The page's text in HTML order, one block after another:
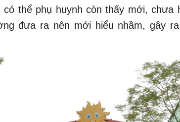
có thể phụ huynh còn thấy mới, chưa
đưa ra nên mới hiểu nhầm, gây